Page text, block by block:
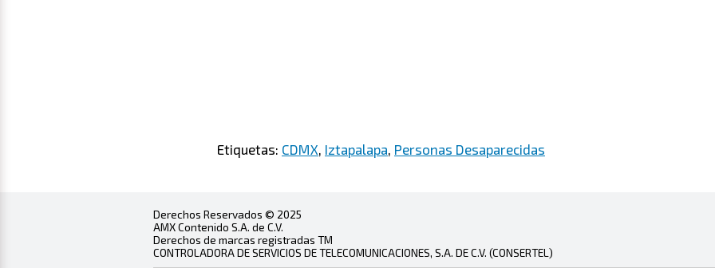
Etiquetas: CDMX Iztapalapa Personas Desaparecidas
Derechos Reservados © 2025
AMX Contenido S.A. de C.V.
Derechos de marcas registradas TM
CONTROLADORA DE SERVICIOS DE TELECOMUNICACIONES, S.A. DE C.V. (CONSERTEL)